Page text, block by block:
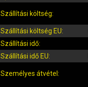
Szállítási költség:
Szállítási költség EU:
Szállítási idő:
Szállítási idő EU:
Személyes átvétel: